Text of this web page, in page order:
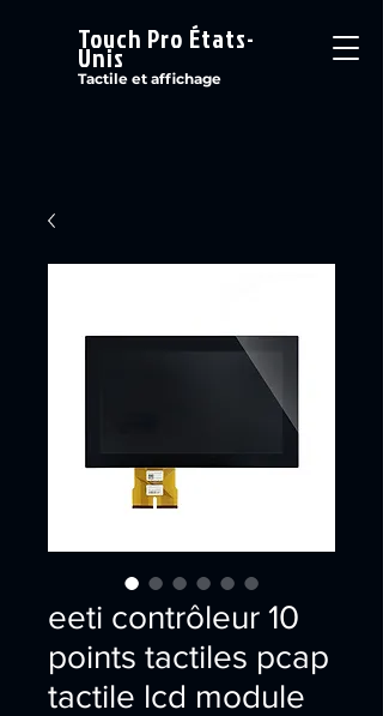
Touch Pro États-
Unis
Tactile et affichage
eeti contrôleur 10
points tactiles pcap
tactile lcd module